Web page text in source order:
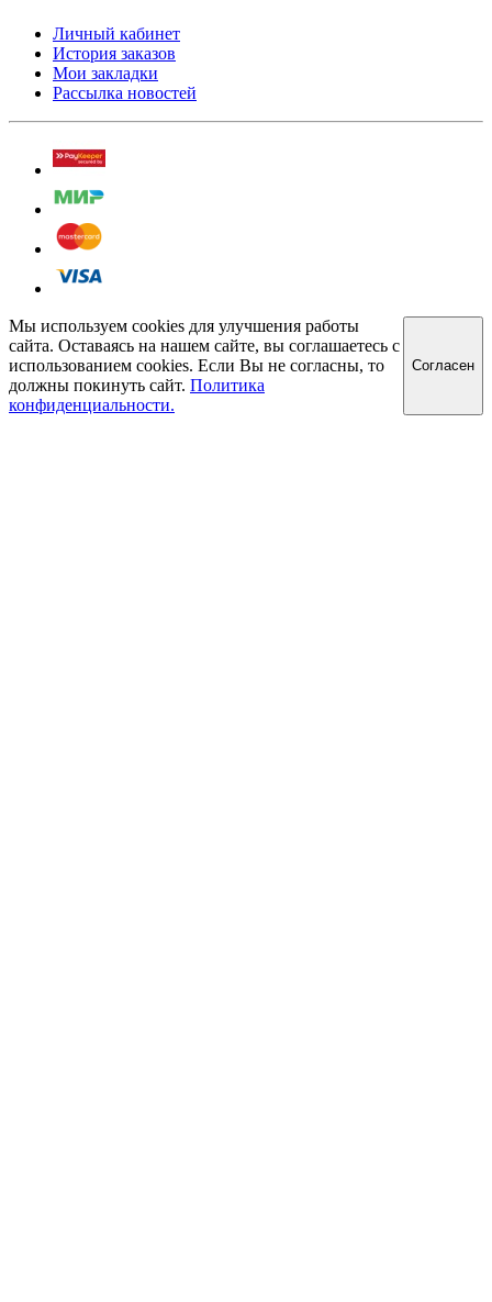
Личный кабинет
История заказов
Мои закладки
Рассылка новостей
Мы используем cookies для улучшения работы
сайта. Оставаясь на нашем сайте, вы соглашаетесь с
использованием cookies. Если Вы не согласны, то
должны покинуть сайт. Политика
конфиденциальности.
Cогласен